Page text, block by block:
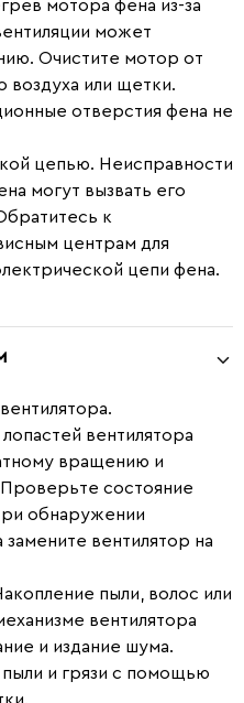
мотора фена из-за
может
Очистите мотор от
или щетки.
отверстия фена не
цепью. Неисправности
могут вызвать его
к
центрам для
цепи фена.
вентилятора
вращению и
состояние
обнаружении
вентилятор на
пыли, волос или
вентилятора
и издание шума.
и грязи с помощью